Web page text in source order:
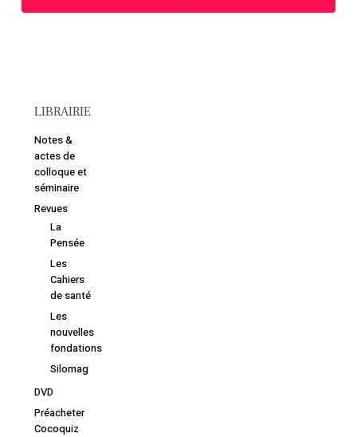
LIBRAIRIE
Notes &
actes de
colloque et
séminaire
Revues
La
Pensée
Les
Cahiers
de santé
Les
nouvelles
fondations
Silomag
DVD
Préacheter
Cocoquiz